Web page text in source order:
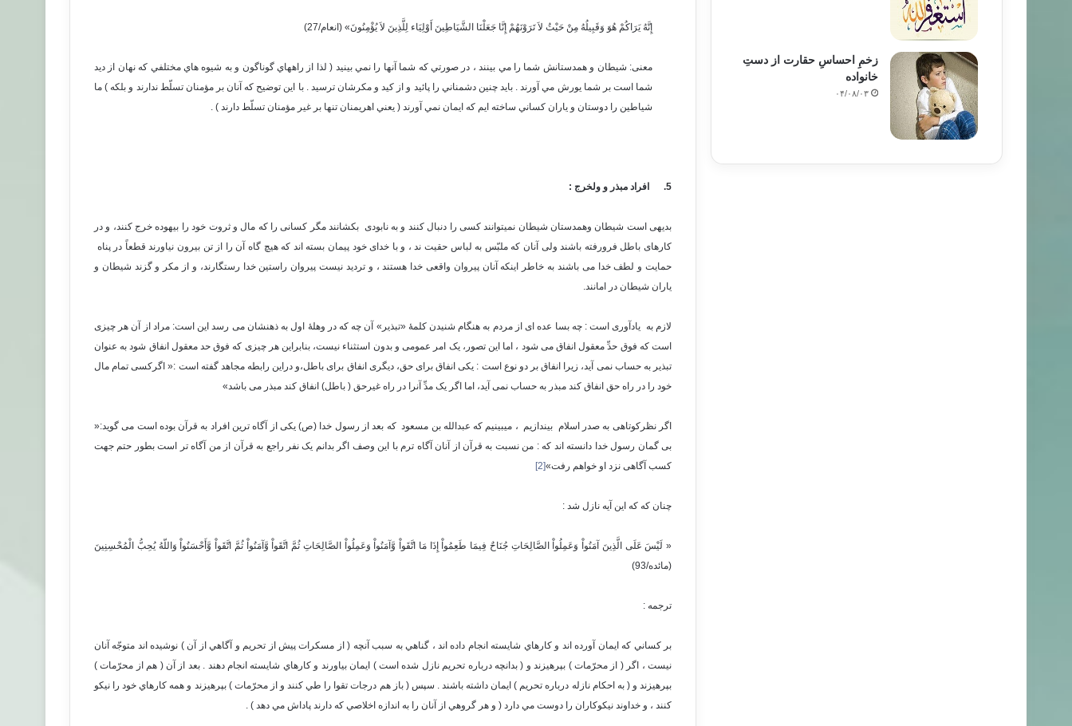
إِنَّهُ يَرَاكُمْ هُوَ وَقَبِيلُهُ مِنْ حَيْثُ لاَ تَرَوْنَهُمْ إِنَّا جَعَلْنَا الشَّيَاطِينَ أَوْلِيَاء لِلَّذِينَ لاَ يُؤْمِنُونَ» (انعام/27)
معنی: شيطان و همدستانش شما را مي بينند ، در صورتي كه شما آنها را نمي بينيد ( لذا از راههاي گوناگون و به شيوه هاي مختلفي كه نهان از ديد
شما است بر شما يورش مي آورند . بايد چنين دشمناني را پائيد و از كيد و مكرشان ترسيد . با اين توضيح كه آنان بر مؤمنان تسلّط ندارند و بلكه ) ما
شياطين را دوستان و ياران كساني ساخته ايم كه ايمان نمي آورند ( يعني اهريمنان تنها بر غير مؤمنان تسلّط دارند ) .
5. افراد مبذر و ولخرج :
بدیهی است شیطان وهمدستان شیطان نمیتوانند کسی را دنبال کنند و به نابودی بکشانند مگر کسانی را که مال و ثروت خود را بیهوده خرج کنند، و در
کارهای باطل فرورفته باشند ولی آنان که ملبّس به لباس حقیت ند ، و با خدای خود پیمان بسته اند که هیچ گاه آن را از تن بیرون نیاورند قطعاً در پناه
حمایت و لطف خدا می باشند به خاطر اینکه آنان پیروان واقعی خدا هستند ، و تردید نیست پیروان راستین خدا رستگارند، و از مکر و گزند شیطان و
یاران شیطان در امانند.
لازم به یادآوری است : چه بسا عده ای از مردم به هنگام شنیدن کلمۀ «تبذیر» آن چه که در وهلۀ اول به ذهنشان می رسد این است: مراد از آن هر چیزی
است که فوق حدِّ معقول انفاق می شود ، اما این تصور، یک امر عمومی و بدون استثناء نیست، بنابراین هر چیزی که فوق حد معقول انفاق شود به عنوان
تبذیر به حساب نمی آید، زیرا انفاق بر دو نوع است : یکی انفاق برای حق، دیگری انفاق برای باطل،و دراین رابطه مجاهد گفته است :« اگرکسی تمام مال
خود را در راه حق انفاق کند مبذر به حساب نمی آید، اما اگر یک مدِّ آنرا در راه غیرحق ( باطل) انفاق کند مبذر می باشد»
اگر نظرکوتاهی به صدر اسلام بیندازیم ، میبینیم که عبدالله بن مسعود که بعد از رسول خدا (ص) یکی از آگاه ترین افراد به قرآن بوده است می گوید:«
بی گمان رسول خدا دانسته اند که : من نسبت به قرآن از آنان آگاه ترم با این وصف اگر بدانم یک نفر راجع به قرآن از من آگاه تر است بطور حتم جهت
کسب آگاهی نزد او خواهم رفت»[2]
چنان که که این آیه نازل شد :
« لَيْسَ عَلَى الَّذِينَ آمَنُواْ وَعَمِلُواْ الصَّالِحَاتِ جُنَاحٌ فِيمَا طَعِمُواْ إِذَا مَا اتَّقَواْ وَّآمَنُواْ وَعَمِلُواْ الصَّالِحَاتِ ثُمَّ اتَّقَواْ وَّآمَنُواْ ثُمَّ اتَّقَواْ وَّأَحْسَنُواْ وَاللّهُ يُحِبُّ الْمُحْسِنِينَ
(مائده/93)
ترجمه :
بر كساني كه ايمان آورده اند و كارهاي شايسته انجام داده اند ، گناهي به سبب آنچه ( از مسكرات پيش از تحريم و آگاهي از آن ) نوشيده اند متوجّه آنان
نيست ، اگر ( از محرّمات ) بپرهيزند و ( بدانچه درباره تحريم نازل شده است ) ايمان بياورند و كارهاي شايسته انجام دهند . بعد از آن ( هم از محرّمات )
بپرهيزند و ( به احكام نازله درباره تحريم ) ايمان داشته باشند . سپس ( باز هم درجات تقوا را طي كنند و از محرّمات ) بپرهيزند و همه كارهاي خود را نيكو
كنند ، و خداوند نيكوكاران را دوست مي دارد ( و هر گروهي از آنان را به اندازه اخلاصي كه دارند پاداش مي دهد ) .
زخمِ احساسِ حقارت از دستِ
خانواده
۰۴/۰۸/۰۳